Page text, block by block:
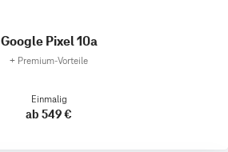
Google Pixel 10a
+ Premium‑Vorteile
Einmalig
ab 549 €